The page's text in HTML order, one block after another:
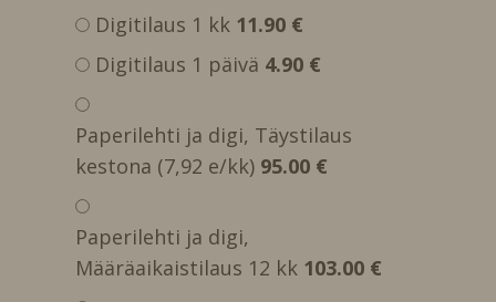
Digitilaus 1 kk 11.90 €
Digitilaus 1 päivä 4.90 €
Paperilehti ja digi, Täystilaus
kestona (7,92 e/kk) 95.00 €
Paperilehti ja digi,
Määräaikaistilaus 12 kk 103.00 €